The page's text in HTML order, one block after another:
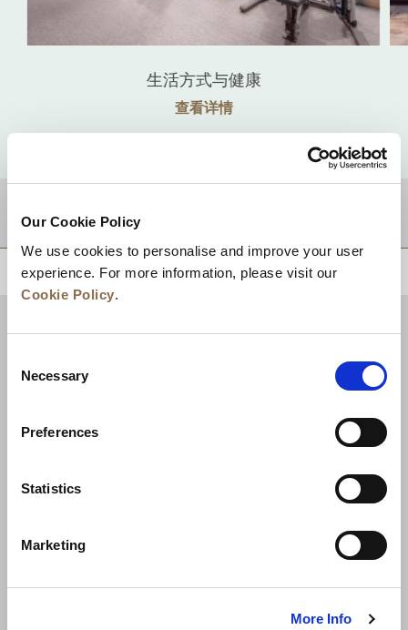
Our Cookie Policy
We use cookies to personalise and improve your user
experience. For more information, please visit our
Cookie Policy.
Selection
Necessary
Preferences
Statistics
Marketing
More Info
生活方式与健康
查看详情
目的地